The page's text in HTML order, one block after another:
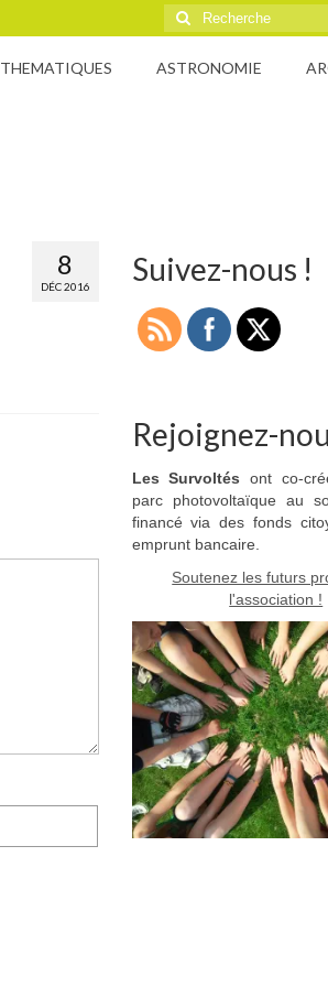
Rechercher
:
THEMATIQUES ASTRONOMIE
8
DÉC 2016 Suivez-nous !
Rejoignez-
Les Survoltés ont co-
parc photovoltaïque au
financé via des fonds
emprunt bancaire.
Soutenez les futurs
l'association !